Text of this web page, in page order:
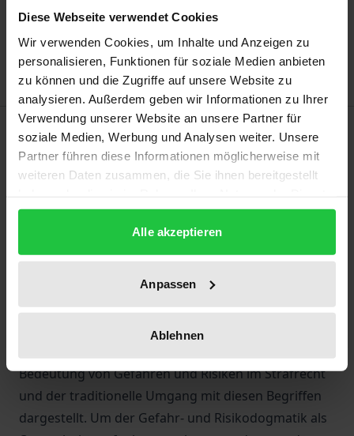
Diese Webseite verwendet Cookies
Wir verwenden Cookies, um Inhalte und Anzeigen zu
personalisieren, Funktionen für soziale Medien anbieten
zu können und die Zugriffe auf unsere Website zu
analysieren. Außerdem geben wir Informationen zu Ihrer
Verwendung unserer Website an unsere Partner für
soziale Medien, Werbung und Analysen weiter. Unsere
Partner führen diese Informationen möglicherweise mit
weiteren Daten zusammen, die Sie ihnen bereitgestellt
gesammelt haben.
Alle akzeptieren
Anpassen
Ablehnen
Zur Wunschliste hinzufügen
Hinweise zu Versandkosten
Beschreibung
Kann das Modell der Risikoklassen Eingang in das
„Gefahr“ oder „Risiko“ debattiert. In jüngerer Zeit
wird bei der Fassung dieser Begriffe häufig auf
Risikoklassen verwiesen, die mit unterschiedlichen
Verhaltensanforderungen verbunden werden. Bevor
sich dieses Werk der oben genannten Frage anhand
Bedeutung von Gefahren und Risiken im Strafrecht
und der traditionelle Umgang mit diesen Begriffen
dargestellt. Um der Gefahr- und Risikodogmatik als